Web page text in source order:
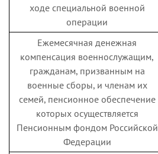
ходе специальной военной
операции
Ежемесячная денежная
компенсация военнослужащим,
гражданам, призванным на
военные сборы, и членам их
семей, пенсионное обеспечение
которых осуществляется
Пенсионным фондом Российской
Федерации